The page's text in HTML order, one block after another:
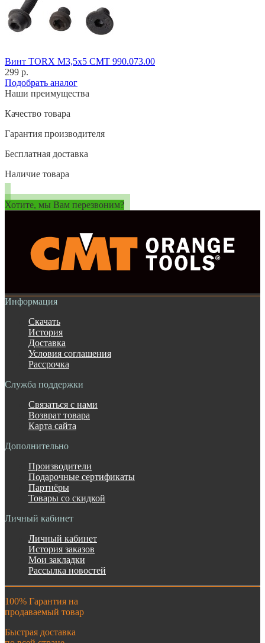
Винт TORX M3,5x5 CMT 990.073.00
299 р.
Подобрать аналог
Наши преимущества
Качество товара
Гарантия производителя
Бесплатная доставка
Наличие товара
Хотите, мы Вам перезвоним?
Информация
Скачать
История
Доставка
Условия соглашения
Рассрочка
Служба поддержки
Связаться с нами
Возврат товара
Карта сайта
Дополнительно
Производители
Подарочные сертификаты
Партнёры
Товары со скидкой
Личный кабинет
Личный кабинет
История заказов
Мои закладки
Рассылка новостей
100% Гарантия на
продаваемый товар
Быстрая доставка